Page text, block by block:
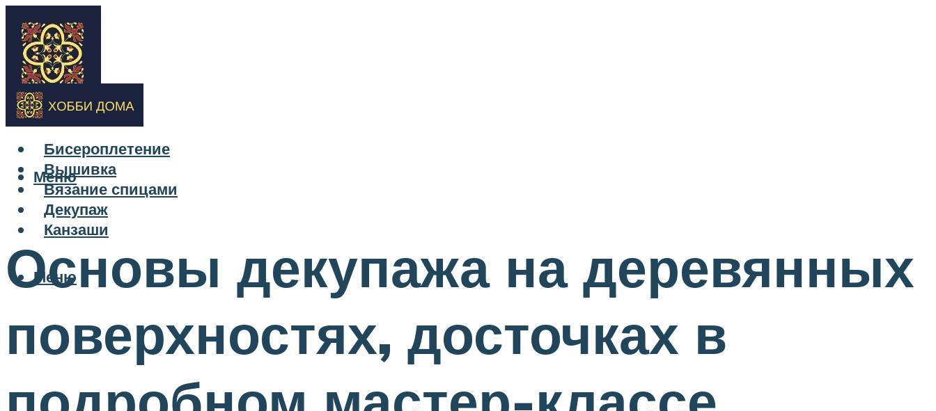
Бисероплетение
Вышивка
Вязание спицами
Декупаж
Канзаши
Меню
Меню
Основы декупажа на деревянных
поверхностях, досточках в